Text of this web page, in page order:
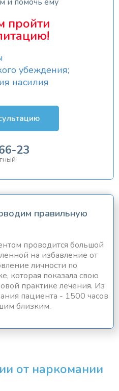
пройти
убеждения;
насилия
23
правильную
проводится большой
на избавление от
личности по
которая показала свою
практике лечения. Из
пациента - 1500 часов
близким.
от наркомании